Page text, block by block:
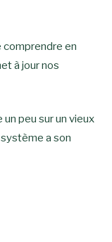
comprendre en
à jour nos
peu sur un vieux
a son